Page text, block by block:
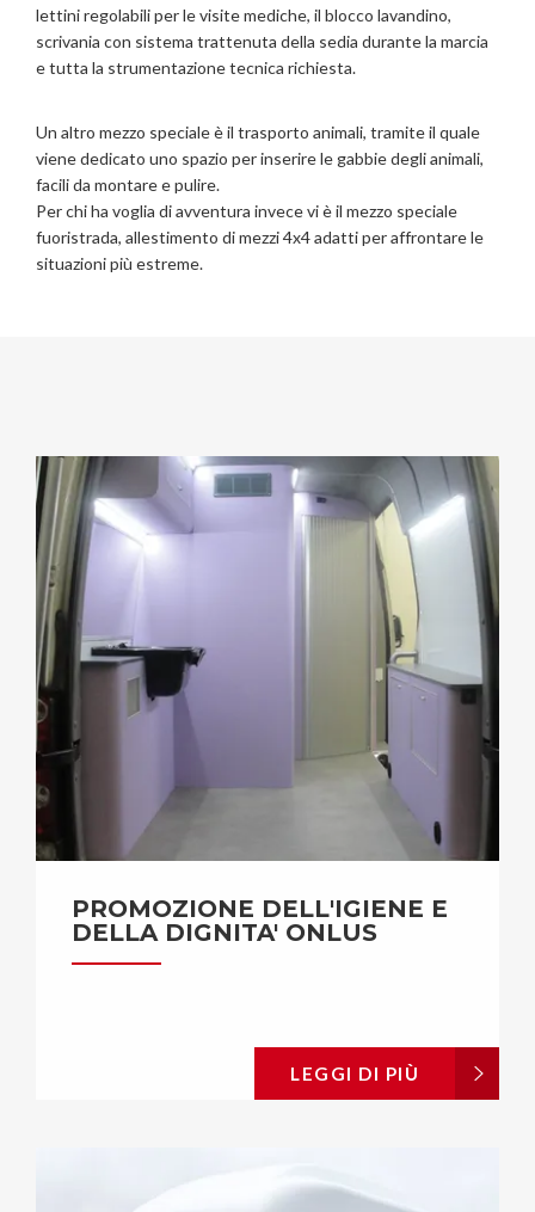
lettini regolabili per le visite mediche, il blocco lavandino,
scrivania con sistema trattenuta della sedia durante la marcia
e tutta la strumentazione tecnica richiesta.
Un altro mezzo speciale è il trasporto animali, tramite il quale
viene dedicato uno spazio per inserire le gabbie degli animali,
facili da montare e pulire.
Per chi ha voglia di avventura invece vi è il mezzo speciale
fuoristrada, allestimento di mezzi 4x4 adatti per affrontare le
situazioni più estreme.
PROMOZIONE DELL'IGIENE E
DELLA DIGNITA' ONLUS
LEGGI DI PIÙ